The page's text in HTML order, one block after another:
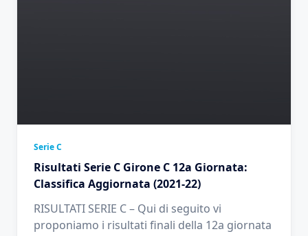
Serie C
Risultati Serie C Girone C 12a Giornata:
Classifica Aggiornata (2021-22)
RISULTATI SERIE C – Qui di seguito vi
proponiamo i risultati finali della 12a giornata